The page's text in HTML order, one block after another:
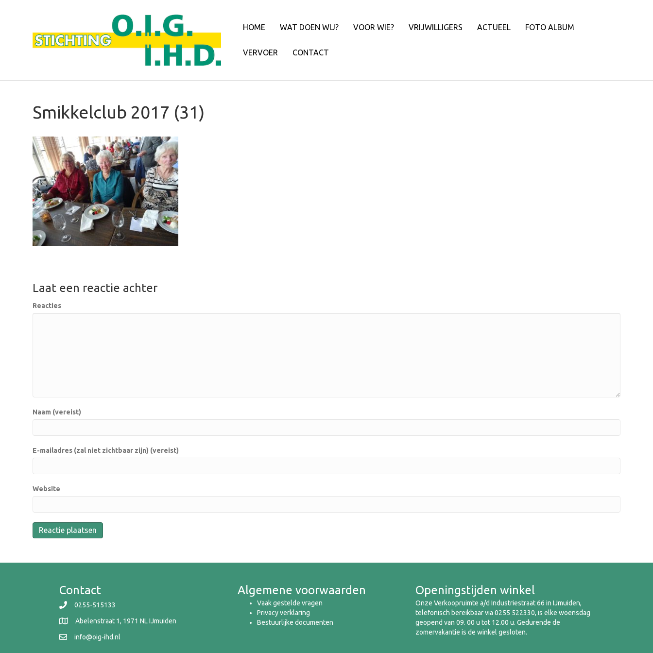
HOME WAT DOEN WIJ? VOOR WIE? VRIJWILLIGERS ACTUEEL FOTO ALBUM
VERVOER CONTACT
Smikkelclub 2017 (31)
Laat een reactie achter
Reacties
Naam (vereist)
E-mailadres (zal niet zichtbaar zijn) (vereist)
Website
Contact
0255-515133
Abelenstraat 1, 1971 NL IJmuiden
info@oig-ihd.nl
Algemene voorwaarden
Vaak gestelde vragen
Privacy verklaring
Bestuurlijke documenten
Openingstijden winkel
Onze Verkoopruimte a/d Industriestraat 66 in IJmuiden,
telefonisch bereikbaar via 0255 522330, is elke woensdag
geopend van 09. 00 u tot 12.00 u. Gedurende de
zomervakantie is de winkel gesloten.